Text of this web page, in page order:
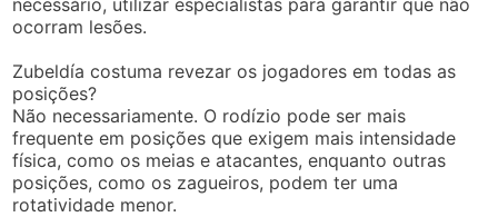
necessário, utilizar especialistas para garantir que não
ocorram lesões.
Zubeldía costuma revezar os jogadores em todas as
posições?
Não necessariamente. O rodízio pode ser mais
frequente em posições que exigem mais intensidade
física, como os meias e atacantes, enquanto outras
posições, como os zagueiros, podem ter uma
rotatividade menor.